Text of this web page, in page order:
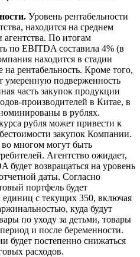
Уровень рентабельности
находится на среднем
агентства. По итогам
по EBITDA составила 4% (в
находится в стадии
на рентабельность. Кроме того,
умеренную подверженность
часть закупок продукции
производителей в Китае, в
в рублях.
рубля может привести к
закупок Компании.
многом могут быть
Агентство ожидает,
будет возвращаться на уровень
даты. Согласно
портфель будет
единиц с текущих 350, включая
куда будут
по уходу за детьми, товары
и после беременности.
будет постепенно снижаться
расходов.